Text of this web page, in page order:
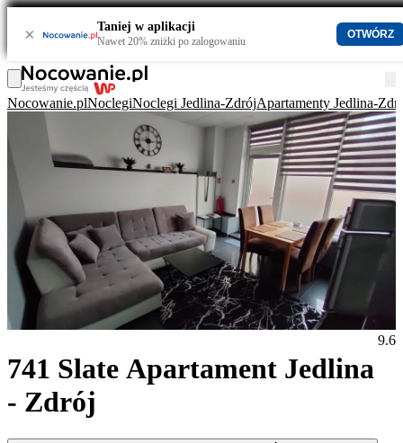
× Taniej w aplikacji
Nawet 20% zniżki po zalogowaniu
OTWÓRZ
Nocowanie.plNoclegiNoclegi Jedlina-ZdrójApartamenty Jedlina-
741 Slate Apartament Jedlina
- Zdrój
9.6